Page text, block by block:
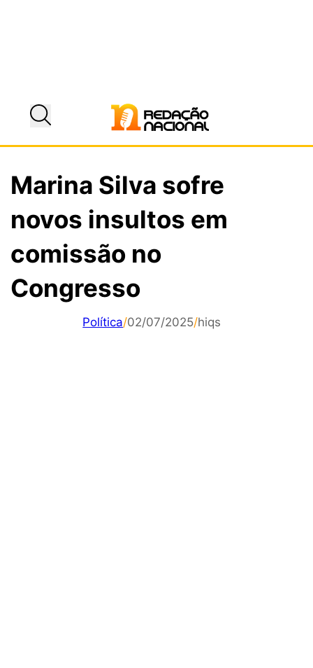
Marina Silva sofre
novos insultos em
comissão no
Congresso
Política/02/07/2025/hiqs